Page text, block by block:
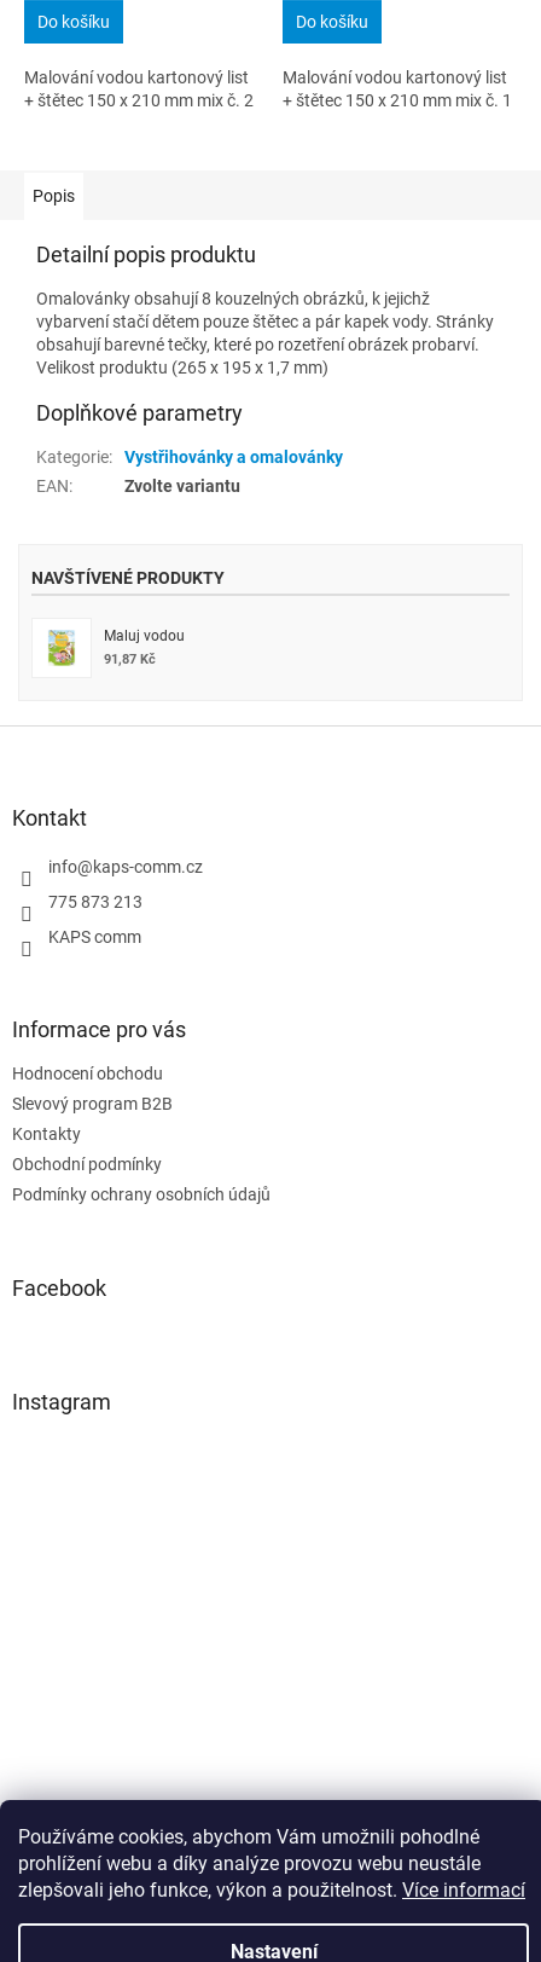
Používáme cookies, abychom Vám umožnili pohodlné
prohlížení webu a díky analýze provozu webu neustále
zlepšovali jeho funkce, výkon a použitelnost. Více informací
Nastavení
Do košíku
Malování vodou kartonový list
+ štětec 150 x 210 mm mix č. 2
Do košíku
Malování vodou kartonový list
+ štětec 150 x 210 mm mix č. 1
Popis
Detailní popis produktu
Omalovánky obsahují 8 kouzelných obrázků, k jejichž
vybarvení stačí dětem pouze štětec a pár kapek vody. Stránky
obsahují barevné tečky, které po rozetření obrázek probarví.
Velikost produktu (265 x 195 x 1,7 mm)
Doplňkové parametry
Kategorie:
Vystřihovánky a omalovánky
EAN: Zvolte variantu
NAVŠTÍVENÉ PRODUKTY
Maluj vodou
91,87 Kč
Kontakt
info@kaps-comm.cz
775 873 213
KAPS comm
Informace pro vás
Hodnocení obchodu
Slevový program B2B
Kontakty
Obchodní podmínky
Podmínky ochrany osobních údajů
Facebook
Instagram
Sledovat na Instagramu